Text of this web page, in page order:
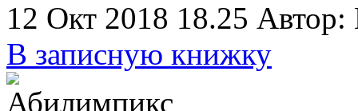
12 Окт 2018 18.25 Автор:
В записную книжку